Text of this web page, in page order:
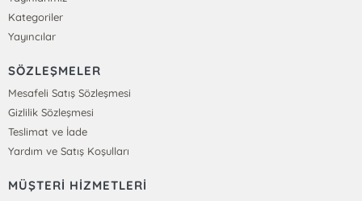
Kategoriler
Yayıncılar
SÖZLEŞMELER
Mesafeli Satış Sözleşmesi
Gizlilik Sözleşmesi
Teslimat ve İade
Yardım ve Satış Koşulları
MÜŞTERİ HİZMETLERİ